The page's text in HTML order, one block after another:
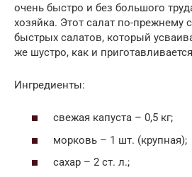
очень быстро и без большого
хозяйка. Этот салат по-прежнему
быстрых салатов, который
же шустро, как и
Ингредиенты:
свежая капуста – 0,5 кг;
морковь – 1 шт. (крупная);
сахар – 2 ст. л.;